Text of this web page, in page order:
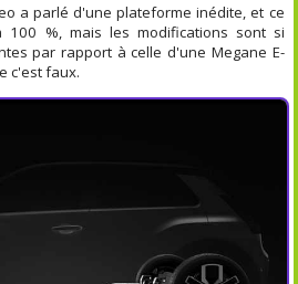
a parlé d'une plateforme inédite, et ce
%, mais les modifications sont si
par rapport à celle d'une Megane E-
c'est faux.